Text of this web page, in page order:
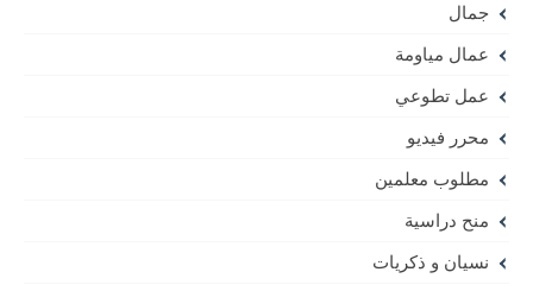
جمال
عمال مياومة
عمل تطوعي
محرر فيديو
مطلوب معلمين
منح دراسية
نسيان و ذكريات